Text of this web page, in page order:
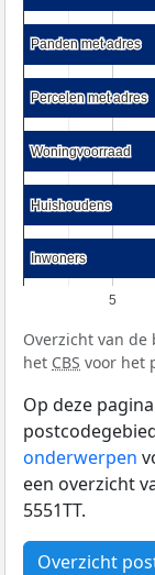
5
Panden met adres
Panden met adres
Percelen met adres
Percelen met adres
Woningvoorraad
Woningvoorraad
Huishoudens
Huishoudens
Inwoners
Inwoners
Overzicht van
het CBS voor het
Op deze
onderwerpen
een overzicht
5551TT.
Overzicht